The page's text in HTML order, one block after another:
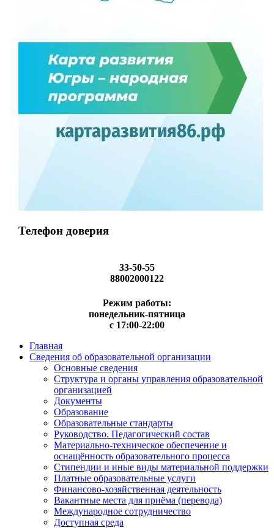
Телефон доверия
33-50-55
88002000122
Режим работы:
понедельник-пятница
с 17:00-22:00
Главная
Сведения об образовательной организации
Основные сведения
Структура и органы управления образовательной
организацией
Документы
Образование
Образовательные стандарты
Руководство. Педагогический состав
Материально-техническое обеспечение и
оснащённость образовательного процесса
Стипендии и иные виды материальной поддержки
Платные образовательные услуги
Финансово-хозяйственная деятельность
Вакантные места для приёма (перевода)
Международное сотрудничество
Доступная среда